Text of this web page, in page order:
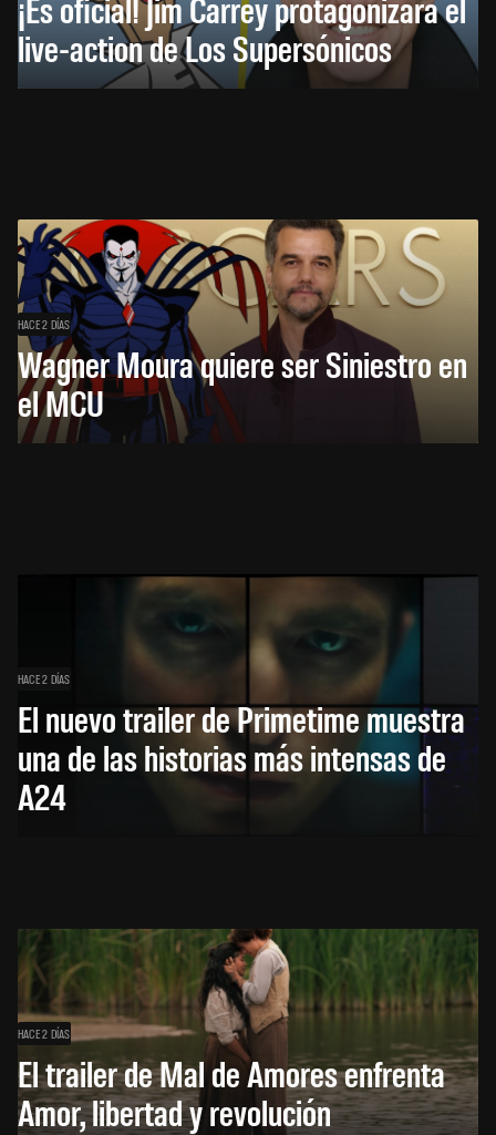
live-action de Los Supersónicos
HACE 2 DÍAS
Wagner Moura quiere ser Siniestro en
el MCU
HACE 2 DÍAS
El nuevo trailer de Primetime muestra
una de las historias más intensas de
A24
HACE 2 DÍAS
El trailer de Mal de Amores enfrenta
Amor, libertad y revolución